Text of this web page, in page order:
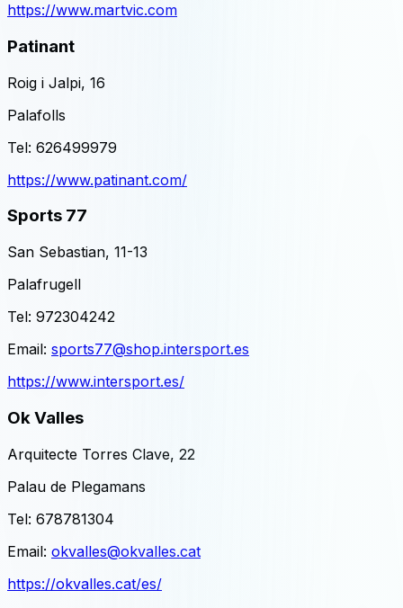
https://www.martvic.com
Patinant
Roig i Jalpi, 16
Palafolls
Tel: 626499979
https://www.patinant.com/
Sports 77
San Sebastian, 11-13
Palafrugell
Tel: 972304242
Email: sports77@shop.intersport.es
https://www.intersport.es/
Ok Valles
Arquitecte Torres Clave, 22
Palau de Plegamans
Tel: 678781304
Email: okvalles@okvalles.cat
https://okvalles.cat/es/